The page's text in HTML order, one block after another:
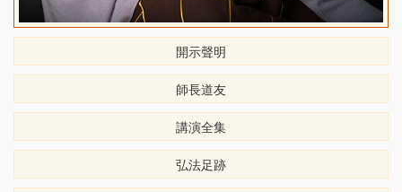
開示聲明
師長道友
講演全集
弘法足跡